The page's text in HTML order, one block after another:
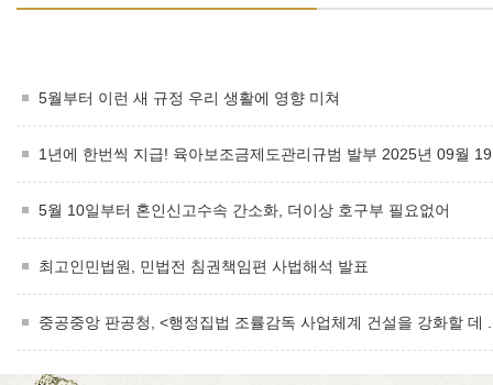
5월부터 이런 새 규정 우리 생활에 영향 미쳐
1년에 한번씩 지급! 육아보조금제도관리규범 발부 2025년 09월
5월 10일부터 혼인신고수속 간소화, 더이상 호구부 필요없어
최고인민법원, 민법전 침권책임편 사법해석 발표
중공중앙 판공청, <행정집법 조률감독 사업체계 건설을 강화할 데